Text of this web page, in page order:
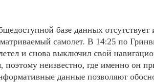
базе данных
самолет. В 14:25 по
и снова выключил свой
поэтому неизвестно, где именно он
данные позволяют